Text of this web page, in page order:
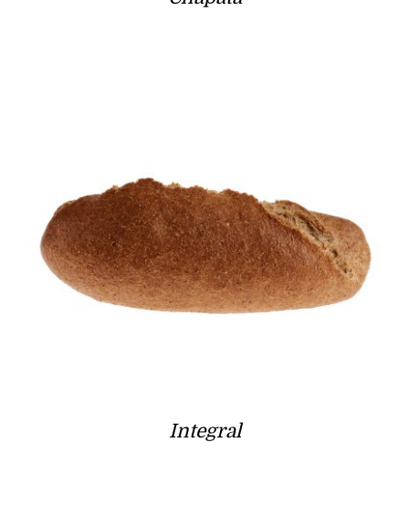
Integral